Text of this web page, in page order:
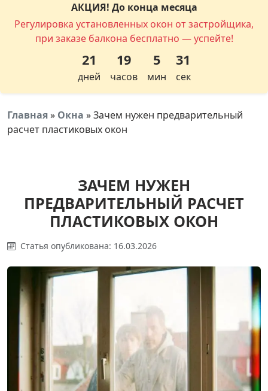
АКЦИЯ! До конца месяца
Регулировка установленных окон от застройщика,
при заказе балкона бесплатно — успейте!
21
дней
19
часов
5
мин
30
сек
Главная» Окна »Зачем нужен предварительный
расчет пластиковых окон
ЗАЧЕМ НУЖЕН
ПРЕДВАРИТЕЛЬНЫЙ РАСЧЕТ
ПЛАСТИКОВЫХ ОКОН
Статья опубликована: 16.03.2026